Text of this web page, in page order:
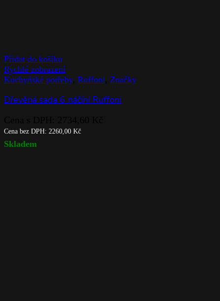
Přidat do košíku
Rychlé zobrazení
Kuchyňské potřeby, Ruffoni Značky
Dřevěná sada 6 náčíní Ruffoni
Cena bez DPH: 2260,00 Kč
Skladem